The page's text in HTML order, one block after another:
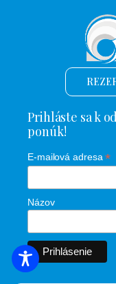
Prihláste sa k
ponúk!
E-mailová adresa*
Názov